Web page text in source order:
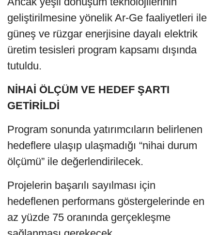
geliştirilmesine yönelik Ar-Ge faaliyetleri ile
güneş ve rüzgar enerjisine dayalı elektrik
üretim tesisleri program kapsamı dışında
tutuldu.
NİHAİ ÖLÇÜM VE HEDEF ŞARTI
GETİRİLDİ
Program sonunda yatırımcıların belirlenen
hedeflere ulaşıp ulaşmadığı “nihai durum
ölçümü” ile değerlendirilecek.
Projelerin başarılı sayılması için
hedeflenen performans göstergelerinde en
az yüzde 75 oranında gerçekleşme